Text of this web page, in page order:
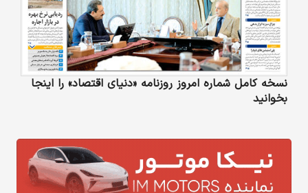
نسخه کامل شماره امروز روزنامه «دنیای‌ اقتصاد» را اینجا
بخوانید